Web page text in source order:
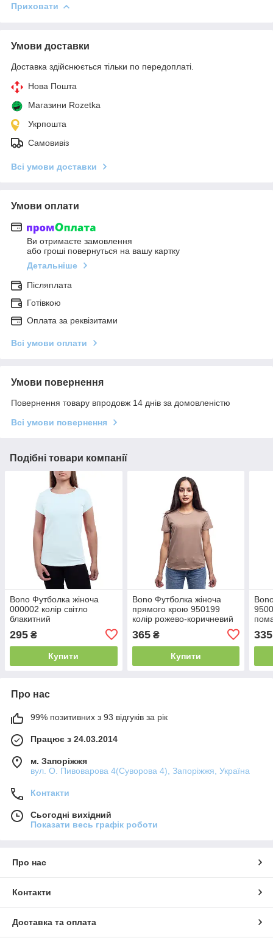
Приховати
Умови доставки
Доставка здійснюється тільки по передоплаті.
Нова Пошта
Магазини Rozetka
Укрпошта
Самовивіз
Всі умови доставки
Умови оплати
Ви отримаєте замовлення
або гроші повернуться на вашу картку
Детальніше
Післяплата
Готівкою
Оплата за реквізитами
Всі умови оплати
Умови повернення
Повернення товару впродовж 14 днів за домовленістю
Всі умови повернення
Подібні товари компанії
Bono Футболка жіноча
000002 колір світло
блакитний
295 ₴
Купити
Bono Футболка жіноча
прямого крою 950199
колір рожево-коричневий
365₴
Купити
335
Про нас
99% позитивних з 93 відгуків за рік
Працює з 24.03.2014
м. Запоріжжя
вул. О. Пивоварова 4(Суворова 4), Запоріжжя, Україна
Контакти
Сьогодні вихідний
Показати весь графік роботи
Про нас
Контакти
Доставка та оплата